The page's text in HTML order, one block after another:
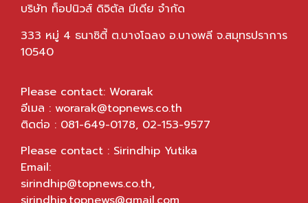
บริษัท ท็อปนิวส์ ดิจิตัล มีเดีย จำกัด
333 หมู่ 4 ธนาซิตี้ ต.บางโฉลง อ.บางพลี จ.สมุทรปราการ
10540
Please contact: Worarak
อีเมล : worarak@topnews.co.th
ติดต่อ : 081-649-0178, 02-153-9577
Please contact : Sirindhip Yutika
Email:
sirindhip@topnews.co.th,